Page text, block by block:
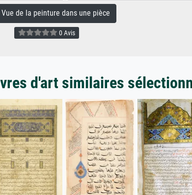
de la peinture dans une pièce
0 Avis
d'art similaires